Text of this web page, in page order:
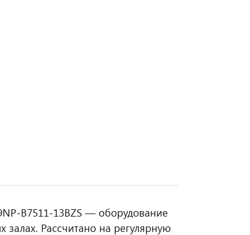
B7511-13BZS — оборудование
Рассчитано на регулярную